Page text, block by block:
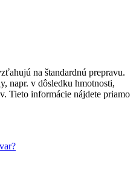
na štandardnú prepravu.
napr. v dôsledku hmotnosti,
Tieto informácie nájdete priamo